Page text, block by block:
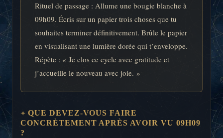
Rituel de passage : Allume une bougie blanche à
09h09. Écris sur un papier trois choses que tu
souhaites terminer définitivement. Brûle le papier
en visualisant une lumière dorée qui t’enveloppe.
Répète : « Je clos ce cycle avec gratitude et
j’accueille le nouveau avec joie. »
QUE DEVEZ-VOUS FAIRE
CONCRÈTEMENT APRÈS AVOIR VU 09H09
?